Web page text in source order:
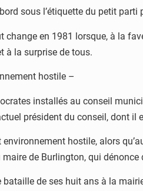
sous l’étiquette du petit
change en 1981 lorsque, à la
à la surprise de tous.
hostile –
installés au conseil
président du conseil, dont il
environnement hostile, alors
maire de Burlington, qui
bataille de ses huit ans à la